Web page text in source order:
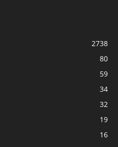
2738
80
59
34
32
19
16